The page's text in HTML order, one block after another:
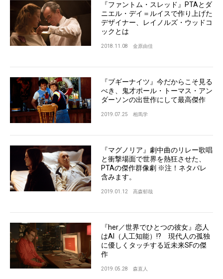
『ファントム・スレッド』PTAとダ
ニエル・デイ＝ルイスで作り上げた
デザイナー、レイノルズ・ウッドコ
ックとは
2018.11.08 金原由佳
『ブギーナイツ』今だからこそ見る
べき、鬼才ポール・トーマス・アン
ダーソンの出世作にして最高傑作
2019.07.25 相馬学
『マグノリア』劇中曲のリレー歌唱
と衝撃場面で世界を熱狂させた、
PTAの傑作群像劇 ※注！ネタバレ
含みます。
2019.01.12 高森郁哉
『her／世界でひとつの彼女』恋人
はAI（人工知能）!? 現代人の孤独
に優しくタッチする近未来SFの傑
作
2019.05.28 森直人